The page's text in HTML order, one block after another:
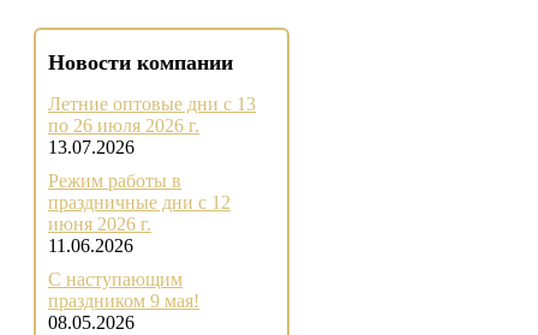
Новости компании
Летние оптовые дни с 13
по 26 июля 2026 г.
13.07.2026
Режим работы в
праздничные дни с 12
июня 2026 г.
11.06.2026
С наступающим
праздником 9 мая!
08.05.2026